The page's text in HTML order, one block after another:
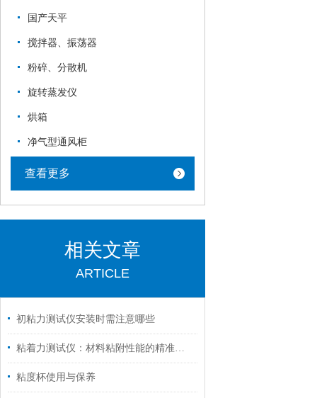
国产天平
搅拌器、振荡器
粉碎、分散机
旋转蒸发仪
烘箱
净气型通风柜
查看更多
相关文章
ARTICLE
初粘力测试仪安装时需注意哪些
粘着力测试仪：材料粘附性能的精准评估工具
粘度杯使用与保养